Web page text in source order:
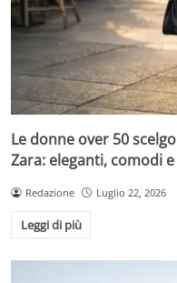
Le donne over 50
Zara: eleganti, comodi
Redazione Luglio 22, 2026
Leggi di più